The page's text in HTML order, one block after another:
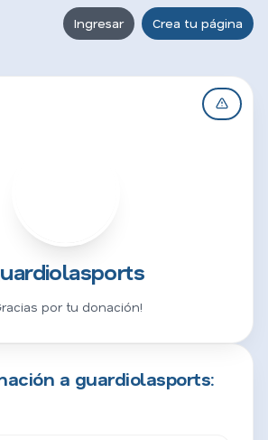
Ingresar Crea tu página
por tu donación!
a guardiolasports: